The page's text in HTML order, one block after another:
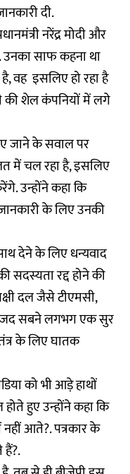
दी.
नरेंद्र मोदी और
उनका साफ कहना था
वह इसलिए हो रहा है
की शेल कंपनियों में लगे
जाने के सवाल पर
में चल रहा है, इसलिए
उन्होंने कहा कि
के लिए उनकी
देने के लिए धन्यवाद
सदस्यता रद्द होने की
दल जैसे टीएमसी,
सबने लगभग एक सुर
के लिए घातक
को भी आड़े हाथों
हुए उन्होंने कहा कि
आते?. पत्रकार के